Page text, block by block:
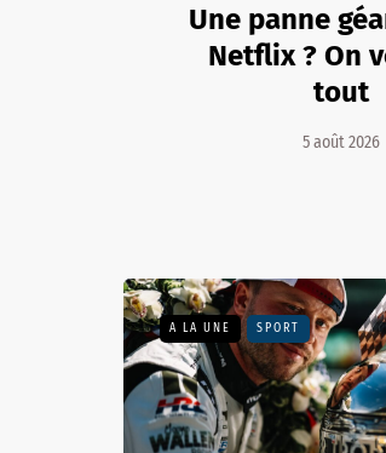
Une panne
Netflix ? On
tout
5 août 2026
A LA UNE SPORT